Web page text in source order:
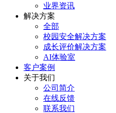
业界资讯
解决方案
全部
校园安全解决方案
成长评价解决方案
AI体验室
客户案例
关于我们
公司简介
在线反馈
联系我们